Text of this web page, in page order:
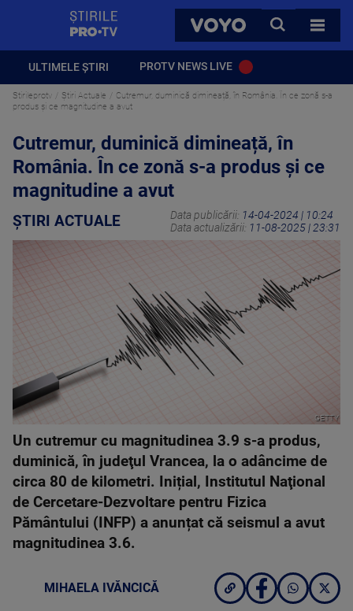
VOYO
CAUTA
TOATE
ULTIMELE ȘTIRI PROTV NEWS LIVE
Stirileprotv Știri Actuale
Cutremur, duminică dimineață, în România. În ce zonă s-a
produs și ce magnitudine a avut
Cutremur, duminică dimineață, în
România. În ce zonă s-a produs și ce
magnitudine a avut
ȘTIRI ACTUALE Data publicării: 14-04-2024 | 10:24
Data actualizării: 11-08-2025 | 23:31
GETTY
Un cutremur cu magnitudinea 3.9 s-a produs,
duminică, în judeţul Vrancea, la o adâncime de
circa 80 de kilometri. Inițial, Institutul Naţional
de Cercetare-Dezvoltare pentru Fizica
Pământului (INFP) a anunțat că seismul a avut
magnitudinea 3.6.
MIHAELA IVĂNCICĂ